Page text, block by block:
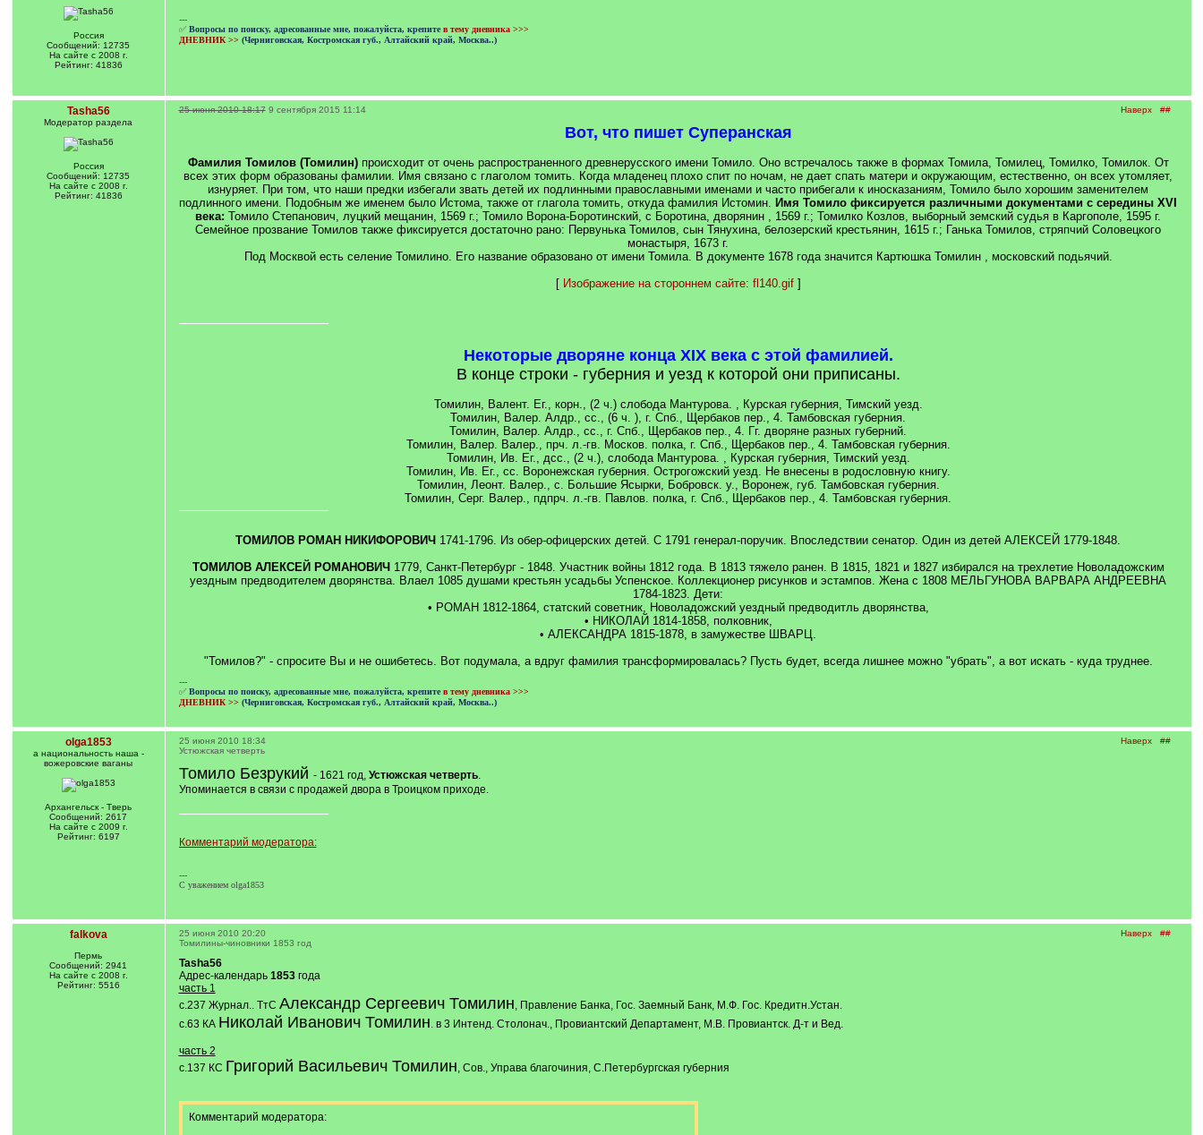
Россия
Сообщений: 12735
На сайте с 2008 г.
Рейтинг: 41836
---
✅ Вопросы по поиску, адресованные мне, пожалуйста, крепите в тему дневника >>>
ДНЕВНИК >> (Черниговская, Костромская губ., Алтайский край, Москва..)
Tasha56
Модератор раздела
Россия
Сообщений: 12735
На сайте с 2008 г.
Рейтинг: 41836
Наверх ##
25 июня 2010 18:17 9 сентября 2015 11:14
Вот, что пишет Суперанская
Фамилия Томилов (Томилин)происходит от очень распространенного древнерусского имени Томило. Оно встречалось также в формах Томила, Томилец, Томилко, Томилок. От
всех этих форм образованы фамилии. Имя связано с глаголом томить. Когда младенец плохо спит по ночам, не дает спать матери и окружающим, естественно, он всех утомляет,
изнуряет. При том, что наши предки избегали звать детей их подлинными православными именами и часто прибегали к иносказаниям, Томило было хорошим заменителем
подлинного имени. Подобным же именем было Истома, также от глагола томить, откуда фамилия Истомин. Имя Томило фиксируется различными документами с середины XVI
века: Томило Степанович, луцкий мещанин, 1569 г.; Томило Ворона-Боротинский, с Боротина, дворянин , 1569 г.; Томилко Козлов, выборный земский судья в Каргополе, 1595 г.
Семейное прозвание Томилов также фиксируется достаточно рано: Первунька Томилов, сын Тянухина, белозерский крестьянин, 1615 г.; Ганька Томилов, стряпчий Соловецкого
монастыря, 1673 г.
Под Москвой есть селение Томилино. Его название образовано от имени Томила. В документе 1678 года значится Картюшка Томилин , московский подьячий.
[ Изображение на стороннем сайте: fl140.gif]
Некоторые дворяне конца XIX века с этой фамилией.
В конце строки - губерния и уезд к которой они приписаны.
Томилин, Валент. Ег., корн., (2 ч.) слобода Мантурова. , Курская губерния, Тимский уезд.
Томилин, Валер. Алдр., сс., (6 ч. ), г. Спб., Щербаков пер., 4. Тамбовская губерния.
Томилин, Валер. Алдр., сс., г. Спб., Щербаков пер., 4. Гг. дворяне разных губерний.
Томилин, Валер. Валер., прч. л.-гв. Москов. полка, г. Спб., Щербаков пер., 4. Тамбовская губерния.
Томилин, Ив. Ег., дсс., (2 ч.), слобода Мантурова. , Курская губерния, Тимский уезд.
Томилин, Ив. Ег., сс. Воронежская губерния. Острогожский уезд. Не внесены в родословную книгу.
Томилин, Леонт. Валер., с. Большие Ясырки, Бобровск. у., Воронеж, губ. Тамбовская губерния.
Томилин, Серг. Валер., пдпрч. л.-гв. Павлов. полка, г. Спб., Щербаков пер., 4. Тамбовская губерния.
ТОМИЛОВ РОМАН НИКИФОРОВИЧ 1741-1796. Из обер-офицерских детей. С 1791 генерал-поручик. Впоследствии сенатор. Один из детей АЛЕКСЕЙ 1779-1848.
ТОМИЛОВ АЛЕКСЕЙ РОМАНОВИЧ 1779, Санкт-Петербург - 1848. Участник войны 1812 года. В 1813 тяжело ранен. В 1815, 1821 и 1827 избирался на трехлетие Новоладожским
уездным предводителем дворянства. Влаел 1085 душами крестьян усадьбы Успенское. Коллекционер рисунков и эстампов. Жена с 1808 МЕЛЬГУНОВА ВАРВАРА АНДРЕЕВНА
1784-1823. Дети:
• РОМАН 1812-1864, статский советник, Новоладожский уездный предводитль дворянства,
• НИКОЛАЙ 1814-1858, полковник,
• АЛЕКСАНДРА 1815-1878, в замужестве ШВАРЦ.
"Томилов?" - спросите Вы и не ошибетесь. Вот подумала, а вдруг фамилия трансформировалась? Пусть будет, всегда лишнее можно "убрать", а вот искать - куда труднее.
---
✅ Вопросы по поиску, адресованные мне, пожалуйста, крепите в тему дневника >>>
ДНЕВНИК >> (Черниговская, Костромская губ., Алтайский край, Москва..)
olga1853
а национальность наша -
вожеровские ваганы
Архангельск - Тверь
Сообщений: 2617
На сайте с 2009 г.
Рейтинг: 6197
Наверх ##
25 июня 2010 18:34
Устюжская четверть
Томило Безрукий - 1621 год, Устюжская четверть.
Упоминается в связи с продажей двора в Троицком приходе.
Комментарий модератора:
---
С уважением olga1853
falkova
Пермь
Сообщений: 2941
На сайте с 2008 г.
Рейтинг: 5516
Наверх ##
25 июня 2010 20:20
Томилины-чиновники 1853 год
Tasha56
Адрес-календарь 1853года
часть 1
с.237 Журнал.. ТтС Александр Сергеевич Томилин, Правление Банка, Гос. Заемный Банк, М.Ф. Гос. Кредитн.Устан.
с.63 КА Николай Иванович Томилин. в 3 Интенд. Столонач., Провиантский Департамент, М.В. Провиантск. Д-т и Вед.
часть 2
с.137 КС Григорий Васильевич Томилин, Сов., Управа благочиния, С.Петербургская губерния
Комментарий модератора: